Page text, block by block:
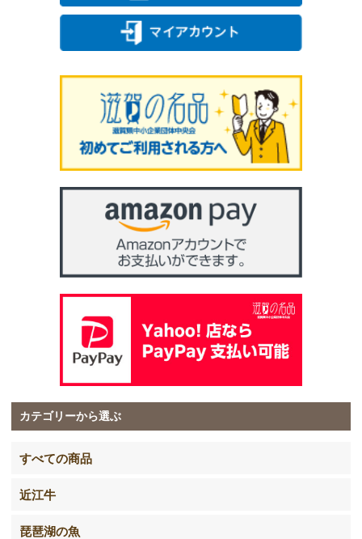
カテゴリーから選ぶ
すべての商品
近江牛
琵琶湖の魚